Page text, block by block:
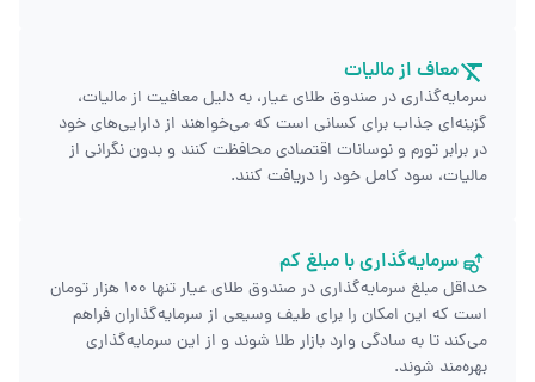
معاف از مالیات
سرمایه‌گذاری در صندوق طلای عیار، به دلیل معافیت از مالیات،
گزینه‌ای جذاب برای کسانی است که می‌خواهند از دارایی‌های خود
در برابر تورم و نوسانات اقتصادی محافظت کنند و بدون نگرانی از
مالیات، سود کامل خود را دریافت کنند.
سرمایه‌گذاری با مبلغ کم
حداقل مبلغ سرمایه‌گذاری در صندوق طلای عیار تنها ۱۰۰ هزار تومان
است که این امکان را برای طیف وسیعی از سرمایه‌گذاران فراهم
می‌کند تا به سادگی وارد بازار طلا شوند و از این سرمایه‌گذاری
بهره‌مند شوند.